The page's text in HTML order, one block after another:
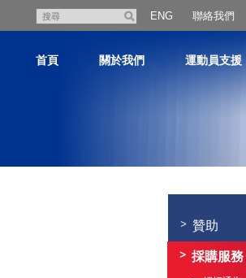
尋
ENG 聯絡我們
首頁 關於我們 運動員支援
贊助
採購服務